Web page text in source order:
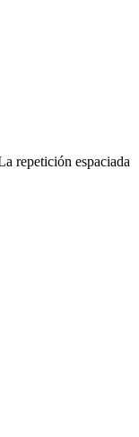
repetición espaciada